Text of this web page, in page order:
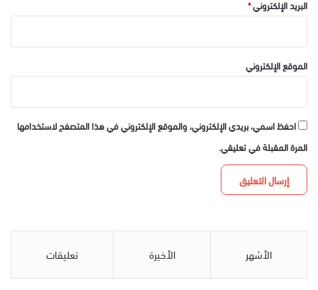
البريد الإلكتروني*
الموقع الإلكتروني
احفظ اسمي، بريدي الإلكتروني، والموقع الإلكتروني في هذا المتصفح لاستخدامها
المرة المقبلة في تعليقي.
الأشهر الأخيرة تعليقات